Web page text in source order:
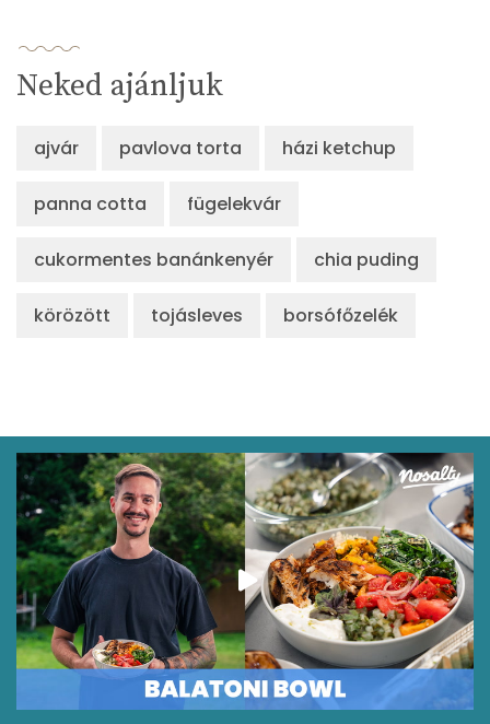
Neked ajánljuk
ajvár pavlova torta házi ketchup
panna cotta fügelekvár
cukormentes banánkenyér chia puding
körözött tojásleves borsófőzelék